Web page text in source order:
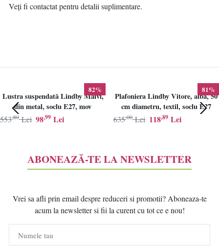
Veți fi contactat pentru detalii suplimentare.
82%
Lustra suspendată Lindby Maivi,
din metal, soclu E27, mov
98,99 Lei
553,80 Lei
81%
Plafoniera Lindby Vitore, alba, 50
cm diametru, textil, soclu E27
118,89 Lei
635,00 Lei
ABONEAZĂ-TE LA NEWSLETTER
Vrei sa afli prin email despre reduceri si promotii? Aboneaza-te
acum la newsletter si fii la curent cu tot ce e nou!
Numele tau